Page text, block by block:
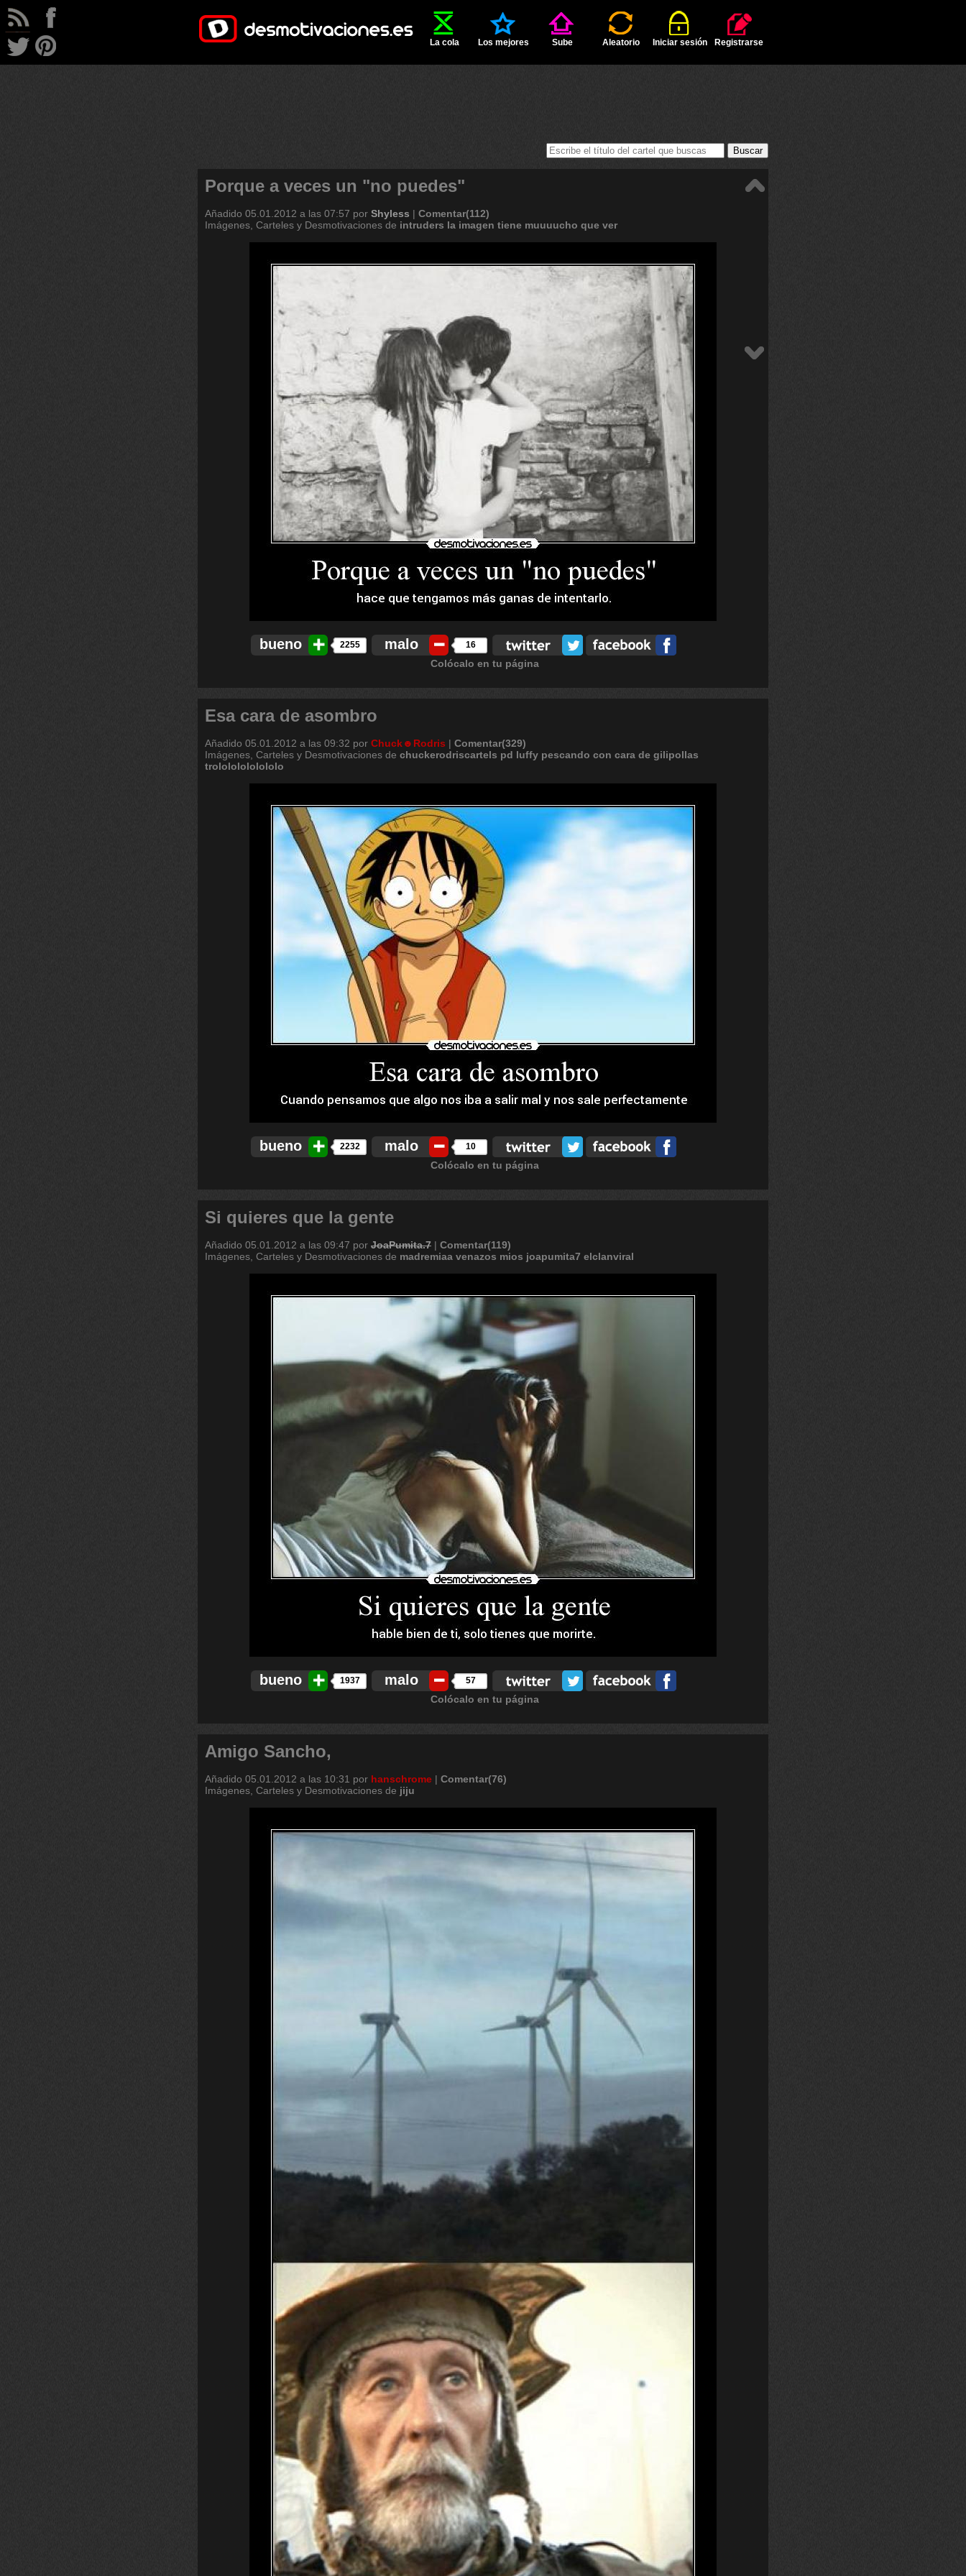
La cola Los mejores Sube Aleatorio Iniciar sesión Registrarse
Porque a veces un "no puedes"
Añadido 05.01.2012 a las 07:57 por Shyless | Comentar(112)
Imágenes, Carteles y Desmotivaciones de intruders la imagen tiene muuuucho que ver
bueno 2255 malo 16
Colócalo en tu página
Esa cara de asombro
Añadido 05.01.2012 a las 09:32 por Chuck☻Rodris | Comentar(329)
Imágenes, Carteles y Desmotivaciones de chuckerodriscartels pd luffy pescando con cara de gilipollas
trolololololololo
bueno 2232 malo 10
Colócalo en tu página
Si quieres que la gente
Añadido 05.01.2012 a las 09:47 por JoaPumita.7 | Comentar(119)
Imágenes, Carteles y Desmotivaciones de madremiaa venazos mios joapumita7 elclanviral
bueno 1937 malo 57
Colócalo en tu página
Amigo Sancho,
Añadido 05.01.2012 a las 10:31 por hanschrome | Comentar(76)
Imágenes, Carteles y Desmotivaciones de jiju